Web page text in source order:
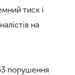
тиск і
на
порушення